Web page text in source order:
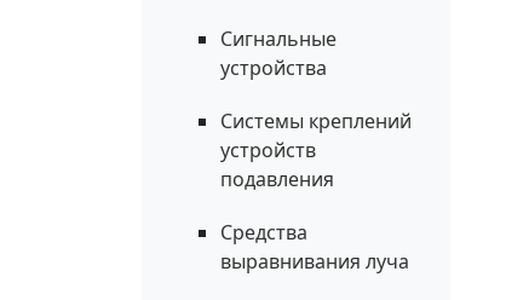
Сигнальные
устройства
Системы креплений
устройств
подавления
Средства
выравнивания луча